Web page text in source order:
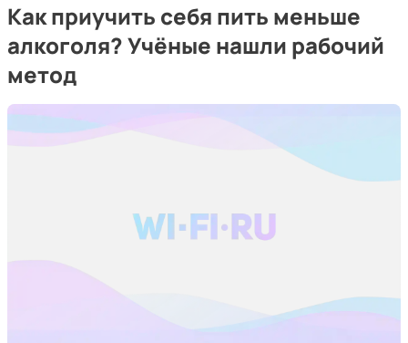
Как приучить себя пить меньше
алкоголя? Учёные нашли рабочий
метод